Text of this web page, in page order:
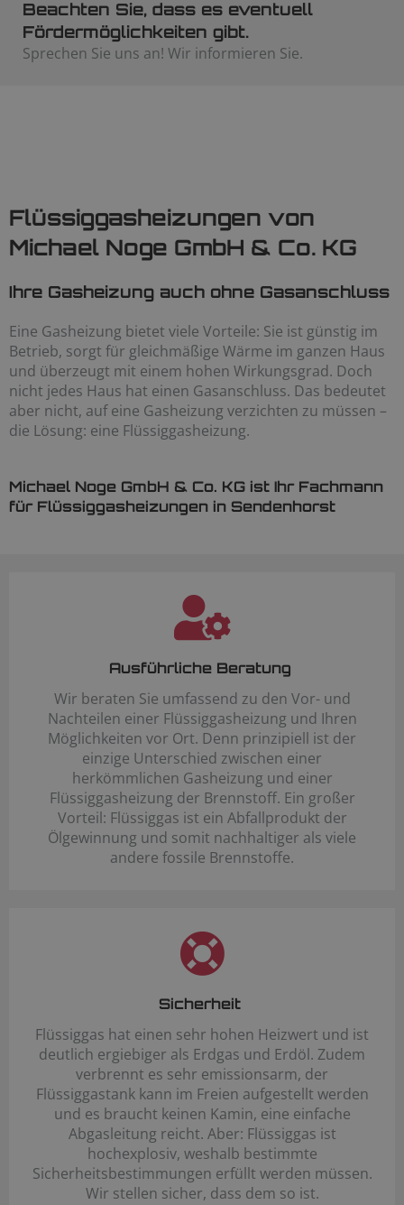
Beachten Sie, dass es eventuell
Fördermöglichkeiten gibt.
Sprechen Sie uns an! Wir informieren Sie.
Flüssiggasheizungen von
Michael Noge GmbH & Co. KG
Ihre Gasheizung auch ohne Gasanschluss
Eine Gasheizung bietet viele Vorteile: Sie ist günstig im
Betrieb, sorgt für gleichmäßige Wärme im ganzen Haus
und überzeugt mit einem hohen Wirkungsgrad. Doch
nicht jedes Haus hat einen Gasanschluss. Das bedeutet
aber nicht, auf eine Gasheizung verzichten zu müssen –
die Lösung: eine Flüssiggasheizung.
Michael Noge GmbH & Co. KG ist Ihr Fachmann
für Flüssiggasheizungen in Sendenhorst
Ausführliche Beratung
Wir beraten Sie umfassend zu den Vor- und
Nachteilen einer Flüssiggasheizung und Ihren
Möglichkeiten vor Ort. Denn prinzipiell ist der
einzige Unterschied zwischen einer
herkömmlichen Gasheizung und einer
Flüssiggasheizung der Brennstoff. Ein großer
Vorteil: Flüssiggas ist ein Abfallprodukt der
Ölgewinnung und somit nachhaltiger als viele
andere fossile Brennstoffe.
Sicherheit
Flüssiggas hat einen sehr hohen Heizwert und ist
deutlich ergiebiger als Erdgas und Erdöl. Zudem
verbrennt es sehr emissionsarm, der
Flüssiggastank kann im Freien aufgestellt werden
und es braucht keinen Kamin, eine einfache
Abgasleitung reicht. Aber: Flüssiggas ist
hochexplosiv, weshalb bestimmte
Sicherheitsbestimmungen erfüllt werden müssen.
Wir stellen sicher, dass dem so ist.